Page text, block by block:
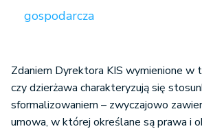
gospodarcza
Zdaniem Dyrektora KIS wymienione w
czy dzierżawa charakteryzują się
sformalizowaniem – zwyczajowo
umowa, w której określane są prawa i